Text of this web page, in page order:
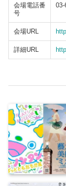
会場電話番
号
03-
会場URL
詳細URL